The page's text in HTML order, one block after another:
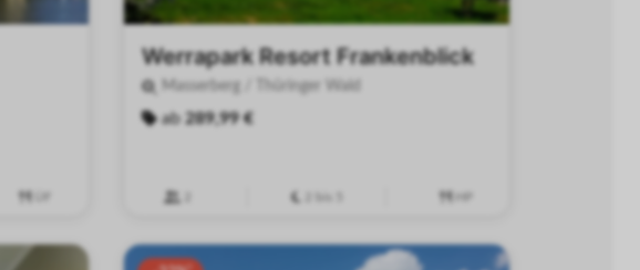
Werrapark Resort Frankenblick
Masserberg / Thüringer Wald
ab 289,99 €